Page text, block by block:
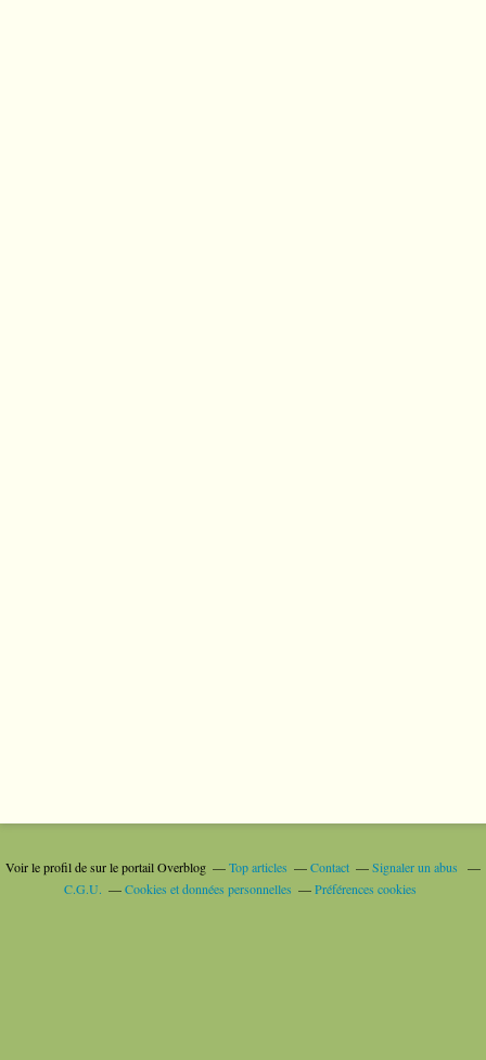
Voir le profil desur le portail Overblog Top articles Contact
Signaler un abus
C.G.U.
Cookies et données personnelles Préférences cookies